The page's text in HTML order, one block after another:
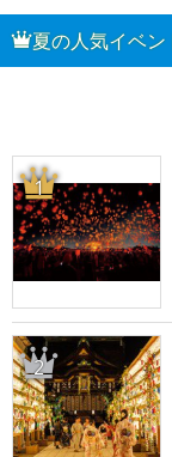
夏の人気イベン
1
2